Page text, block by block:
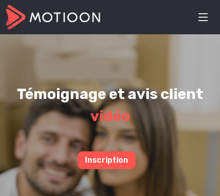
Témoignage et avis client
vidéo
Inscription